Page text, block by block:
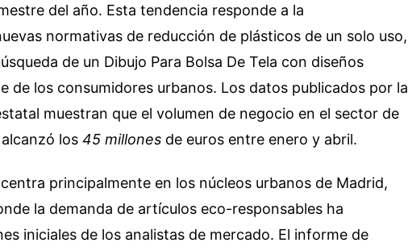
del año. Esta tendencia responde a la
normativas de reducción de plásticos de un solo uso,
de un Dibujo Para Bolsa De Tela con diseños
de los consumidores urbanos. Los datos publicados por la
muestran que el volumen de negocio en el sector de
los 45 millones de euros entre enero y abril.
principalmente en los núcleos urbanos de Madrid,
la demanda de artículos eco-responsables ha
iniciales de los analistas de mercado. El informe de